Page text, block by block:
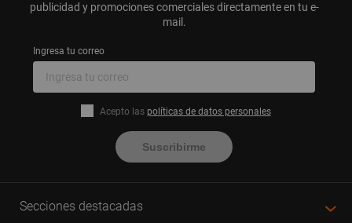
publicidad y promociones comerciales directamente en tu e-
mail.
Ingresa tu correo
Acepto las políticas de datos personales
Suscribirme
Secciones destacadas